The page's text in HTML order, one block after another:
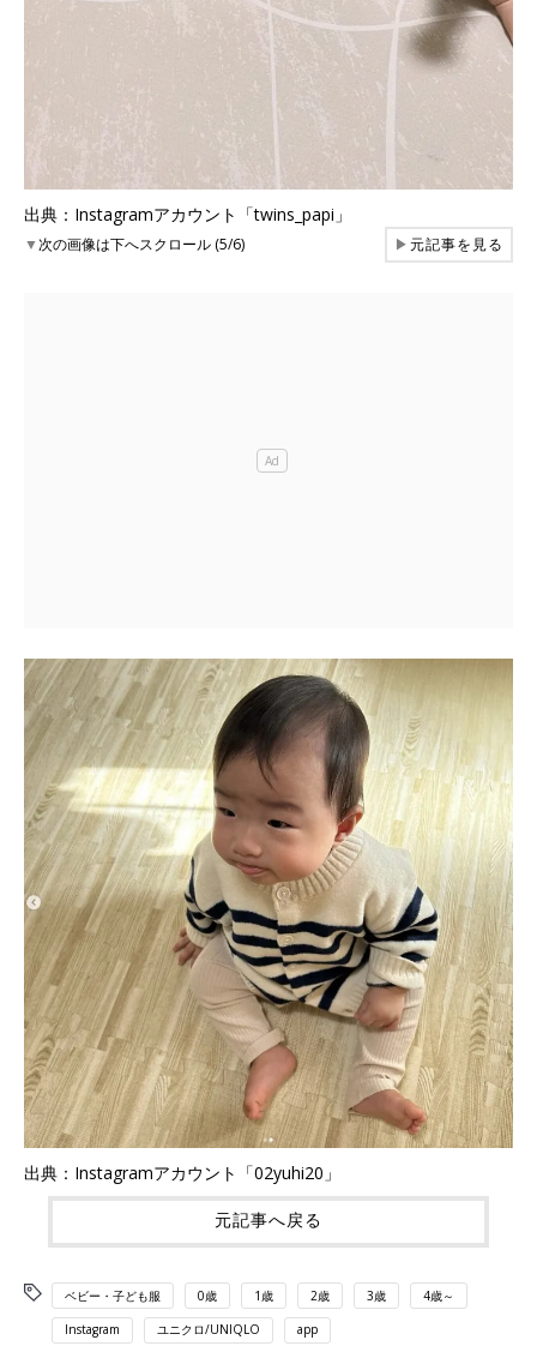
出典：Instagramアカウント「twins_papi」
▼次の画像は下へスクロール (5/6) ▶元記事を見る
出典：Instagramアカウント「02yuhi20」
元記事へ戻る
ベビー・子ども服 0歳 1歳 2歳 3歳 4歳～
Instagram ユニクロ/UNIQLO app